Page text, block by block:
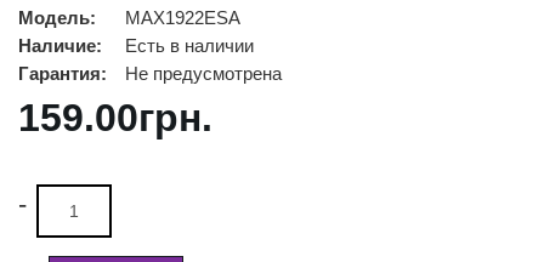
Модель:
MAX1922ESA
Наличие:
Есть в наличии
Гарантия:
Не предусмотрена
159.00грн.
-